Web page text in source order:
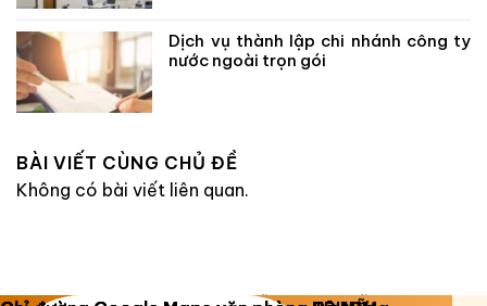
Dịch vụ thành lập chi nhánh công ty
nước ngoài trọn gói
BÀI VIẾT CÙNG CHỦ ĐỀ
Không có bài viết liên quan.